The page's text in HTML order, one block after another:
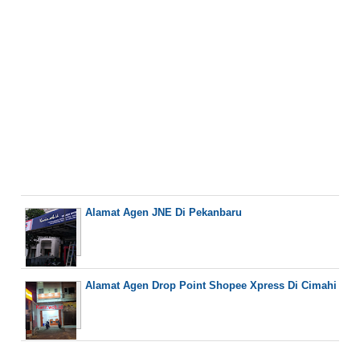
Alamat Agen JNE Di Pekanbaru
Alamat Agen Drop Point Shopee Xpress Di Cimahi